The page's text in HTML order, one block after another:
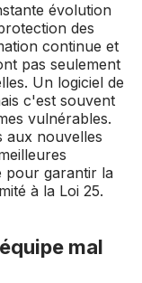
évolution
des
continue et
pas seulement
Un logiciel de
c'est souvent
vulnérables.
aux nouvelles
pour garantir la
à la Loi 25.
mal